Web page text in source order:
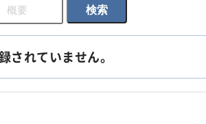
されていません。